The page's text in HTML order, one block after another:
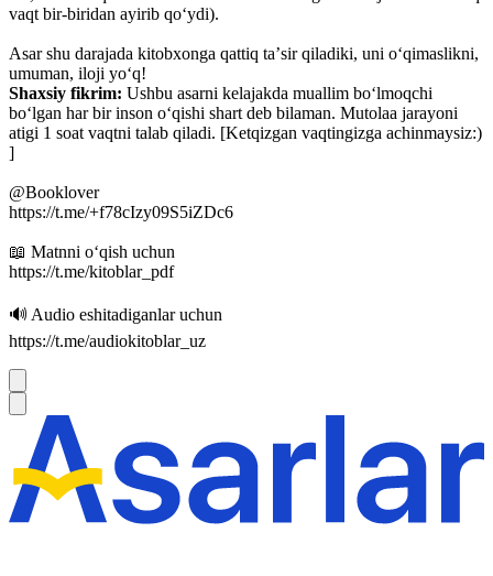
vaqt bir-biridan ayirib qoʻydi).
Asar shu darajada kitobxonga qattiq taʼsir qiladiki, uni oʻqimaslikni,
umuman, iloji yoʻq!
Shaxsiy fikrim: Ushbu asarni kelajakda muallim boʻlmoqchi
boʻlgan har bir inson oʻqishi shart deb bilaman. Mutolaa jarayoni
atigi 1 soat vaqtni talab qiladi. [Ketqizgan vaqtingizga achinmaysiz:)
]
@Booklover
https://t.me/+f78cIzy09S5iZDc6
📖 Matnni oʻqish uchun
https://t.me/kitoblar_pdf
🔊 Audio eshitadiganlar uchun
https://t.me/audiokitoblar_uz